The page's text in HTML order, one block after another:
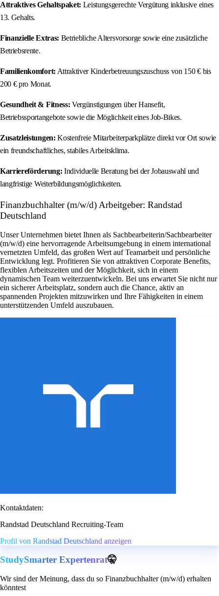
Attraktives Gehaltspaket: Leistungsgerechte Vergütung inklusive eines
13. Gehalts.
Finanzielle Extras: Betriebliche Altersvorsorge sowie eine zusätzliche
Betriebsrente.
Familienkomfort: Attraktiver Kinderbetreuungszuschuss von 150 € bis
200 € pro Monat.
Gesundheit & Fitness: Vergünstigungen über Hansefit,
Betriebssportangebote sowie die Möglichkeit eines Job-Bikes.
Zusatzleistungen: Kostenfreie Mitarbeiterparkplätze direkt vor Ort sowie
ein freundschaftliches, stabiles Arbeitsklima.
Karriereförderung: Individuelle Beratung bei der Jobauswahl und
langfristige Weiterbildungsmöglichkeiten.
Finanzbuchhalter (m/w/d) Arbeitgeber: Randstad
Deutschland
Unser Unternehmen bietet Ihnen als Sachbearbeiterin/Sachbearbeiter
(m/w/d) eine hervorragende Arbeitsumgebung in einem international
vernetzten Umfeld, das großen Wert auf Teamarbeit und persönliche
Entwicklung legt. Profitieren Sie von attraktiven Corporate Benefits,
flexiblen Arbeitszeiten und der Möglichkeit, sich in einem
dynamischen Team weiterzuentwickeln. Bei uns erwartet Sie nicht nur
ein sicherer Arbeitsplatz, sondern auch die Chance, aktiv an
spannenden Projekten mitzuwirken und Ihre Fähigkeiten in einem
unterstützenden Umfeld auszubauen.
Kontaktdaten:
Randstad Deutschland Recruiting-Team
Profil von Randstad Deutschland anzeigen
StudySmarter Expertenrat🤫
Wir sind der Meinung, dass du so Finanzbuchhalter (m/w/d) erhalten
könntest